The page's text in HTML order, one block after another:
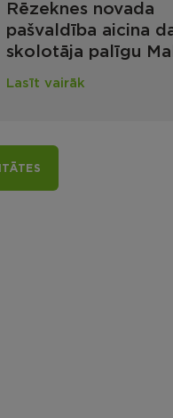
Rēzeknes novada
pašvaldība aicina
skolotāja palīgu
vidusskolā
Lasīt vairāk